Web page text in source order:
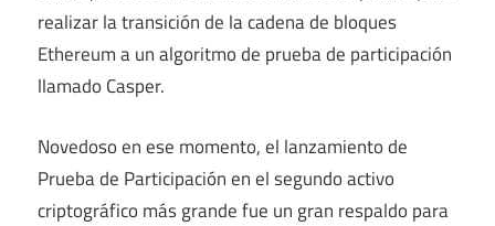
realizar la transición de la cadena de bloques
Ethereum a un algoritmo de prueba de participación
llamado Casper.
Novedoso en ese momento, el lanzamiento de
Prueba de Participación en el segundo activo
criptográfico más grande fue un gran respaldo para